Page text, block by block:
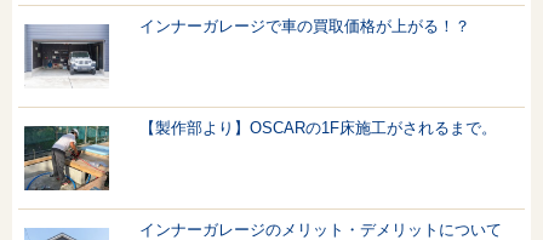
インナーガレージで車の買取価格が上がる！？
【製作部より】OSCARの1F床施工がされるまで。
インナーガレージのメリット・デメリットについて